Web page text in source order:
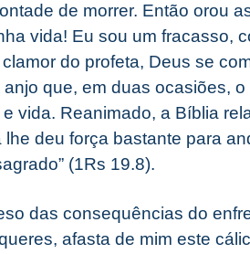
de morrer. Então orou
vida! Eu sou um fracasso,
do profeta, Deus se
que, em duas ocasiões, o
vida. Reanimado, a Bíblia
deu força bastante para
(1Rs 19.8).
das consequências do
afasta de mim este